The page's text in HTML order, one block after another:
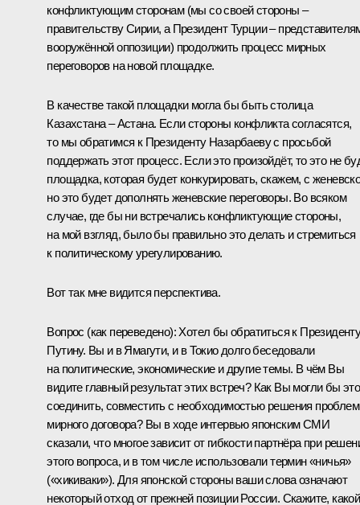
конфликтующим сторонам (мы со своей стороны –
правительству Сирии, а Президент Турции –
вооружённой оппозиции) продолжить процесс мирных
переговоров на новой площадке.
В качестве такой площадки могла бы быть столица
Казахстана – Астана. Если стороны конфликта согласятся,
то мы обратимся к Президенту Назарбаеву с просьбой
поддержать этот процесс. Если это произойдёт, то это не
площадка, которая будет конкурировать, скажем, с
но это будет дополнять женевские переговоры. Во всяком
случае, где бы ни встречались конфликтующие стороны,
на мой взгляд, было бы правильно это делать и стремиться
к политическому урегулированию.
Вот так мне видится перспектива.
Вопрос (как переведено): Хотел бы обратиться к
Путину. Вы и в Ямагути, и в Токио долго беседовали
на политические, экономические и другие темы. В чём Вы
видите главный результат этих встреч? Как Вы могли бы это
соединить, совместить с необходимостью решения
мирного договора? Вы в ходе интервью японским СМИ
сказали, что многое зависит от гибкости партнёра при
этого вопроса, и в том числе использовали термин «ничья»
(«хикиваки»). Для японской стороны ваши слова означают
некоторый отход от прежней позиции России. Скажите, какой